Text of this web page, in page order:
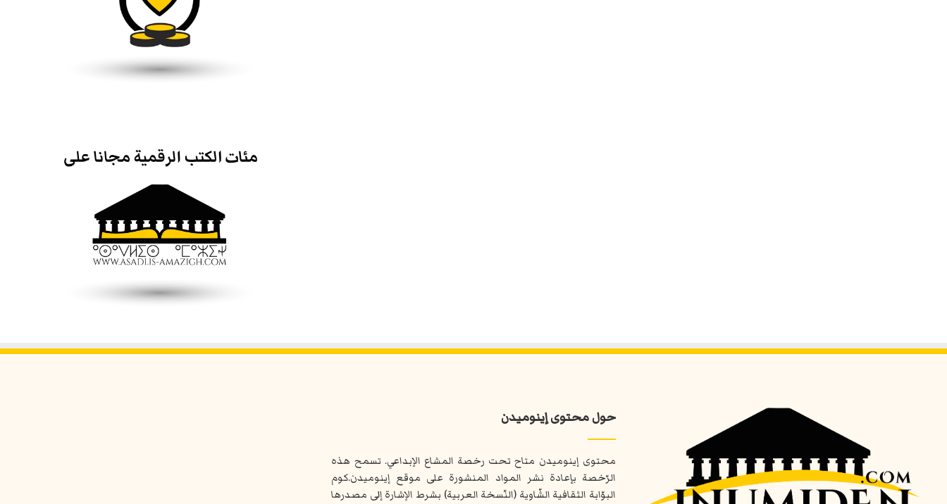
حول محتوى إينوميدن
محتوى إينوميدن متاح تحت رخصة المشاع الإبداعي. تسمح هذه
الرّخصة بإعادة نشر المواد المنشورة على موقع إينوميدن.كوم
البوّابة الثقافية الشّاوية (النّسخة العربية) بشرط الإشارة إلى مصدرها